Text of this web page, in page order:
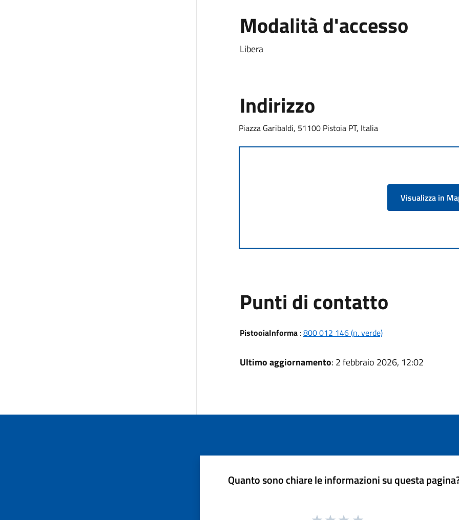
Modalità d'accesso
Libera
Indirizzo
Piazza Garibaldi, 51100 Pistoia PT, Italia
Visualizza in
Punti di contatto
PistooiaInforma:800 012 146 (n. verde)
Ultimo aggiornamento: 2 febbraio 2026, 12:02
Quanto sono chiare le informazioni su questa